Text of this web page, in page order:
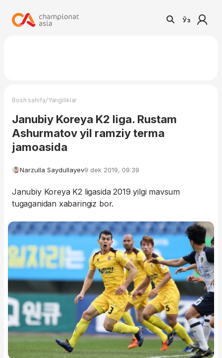
Ўз
Bosh sahifa/Yangiliklar
Janubiy Koreya K2 liga. Rustam
Ashurmatov yil ramziy terma
jamoasida
Narzulla Saydullayev9 dek 2019, 09:39
Janubiy Koreya K2 ligasida 2019 yilgi mavsum
tugaganidan xabaringiz bor.